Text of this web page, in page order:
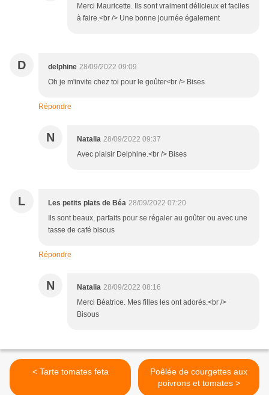
Merci Mauricette. Ils sont vraiment délicieux et faciles
à faire.<br /> Une bonne journée également
D delphine 28/09/2022 09:09
Oh je m'invite chez toi pour le goûter<br /> Bises
Répondre
N Natalia 28/09/2022 09:37
Avec plaisir Delphine.<br /> Bises
L Les petits plats de Béa 28/09/2022 07:20
Ils sont beaux, parfaits pour se régaler au goûter ou avec une
tasse de café bisous
Répondre
N Natalia 28/09/2022 08:16
Merci Béatrice. Mes filles les ont adorés.<br />
Bisous
< Tarte tomates feta
Poêlée de courgettes aux
poivrons et tomates >